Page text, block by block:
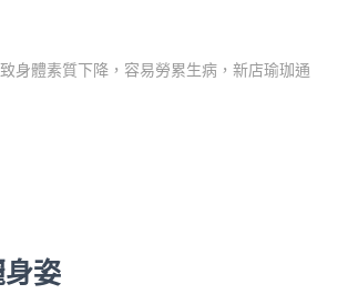
身體素質下降，容易勞累生病，新店瑜珈通
姿